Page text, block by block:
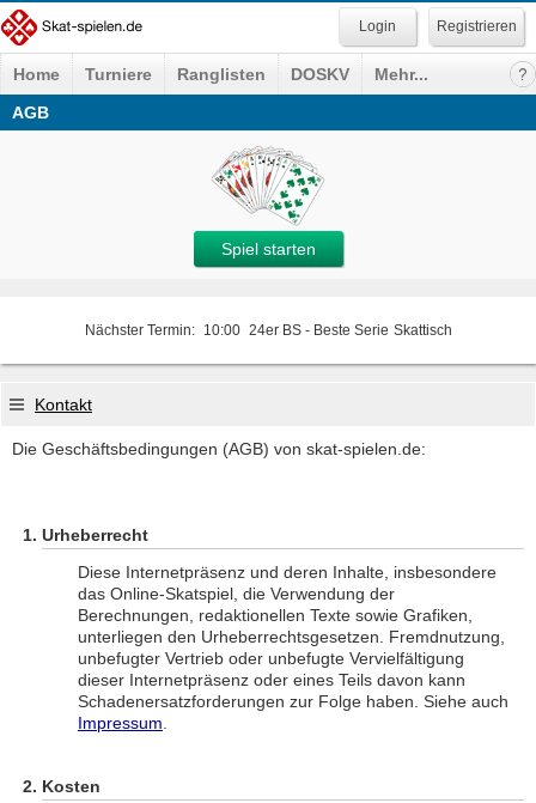
Registrieren
Home Turniere Ranglisten DOSKV
Mehr...
AGB
Spiel starten
Nächster Termin: 10:00 24er BS - Beste Serie Skattisch
Kontakt
Die Geschäftsbedingungen (AGB) von skat-spielen.de:
Urheberrecht
Diese Internetpräsenz und deren Inhalte, insbesondere
das Online-Skatspiel, die Verwendung der
Berechnungen, redaktionellen Texte sowie Grafiken,
unterliegen den Urheberrechtsgesetzen. Fremdnutzung,
unbefugter Vertrieb oder unbefugte Vervielfältigung
dieser Internetpräsenz oder eines Teils davon kann
Schadenersatzforderungen zur Folge haben. Siehe auch
Impressum
Kosten